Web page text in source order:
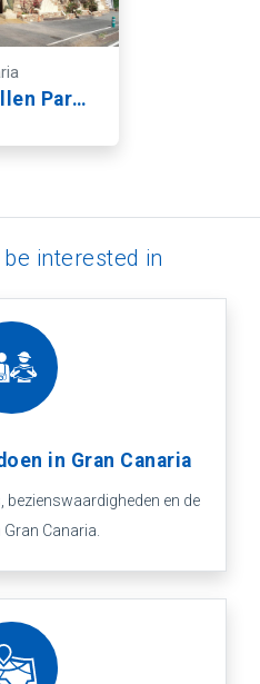
Krokodillen Park - Tickets
interested in
in Gran Canaria
bezienswaardigheden en de
Canaria.